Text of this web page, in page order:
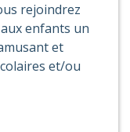
rejoindrez
enfants un
et
et/ou